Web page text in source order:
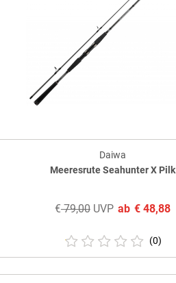
Daiwa
Meeresrute Seahunter X Pilk
€79,00UVP ab €48,88
(0)